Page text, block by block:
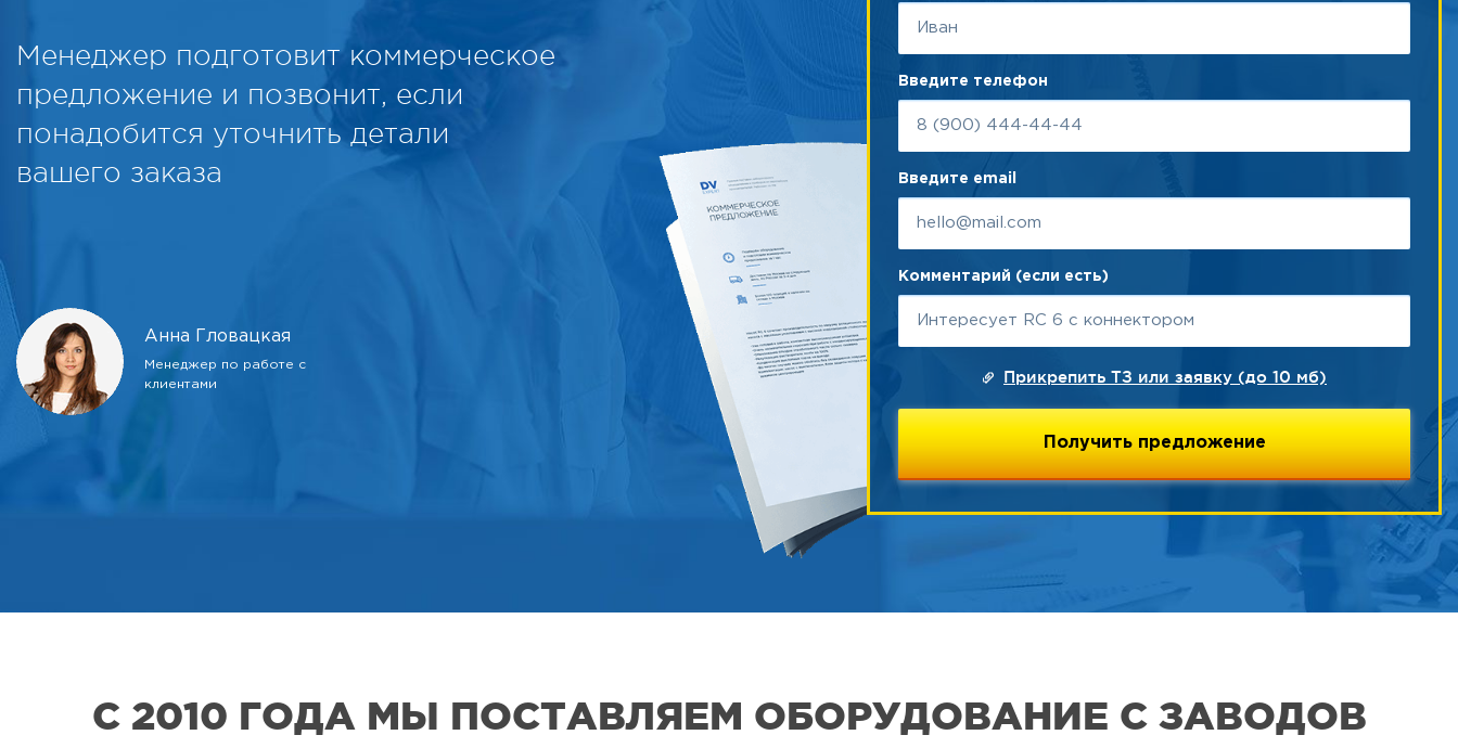
Менеджер подготовит коммерческое
предложение и позвонит, если
понадобится уточнить детали
вашего заказа
Анна Гловацкая
Менеджер по работе с
клиентами
Введите телефон
Введите email
Комментарий (если есть)
Прикрепить ТЗ или заявку (до 10 мб)
С 2010 ГОДА МЫ ПОСТАВЛЯЕМ ОБОРУДОВАНИЕ С ЗАВОДОВ